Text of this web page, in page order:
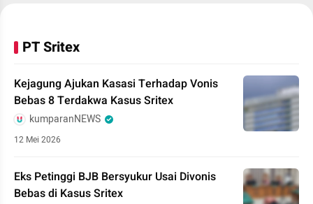
PT Sritex
Kejagung Ajukan Kasasi Terhadap Vonis
Bebas 8 Terdakwa Kasus Sritex
kumparanNEWS
12 Mei 2026
Eks Petinggi BJB Bersyukur Usai Divonis
Bebas di Kasus Sritex